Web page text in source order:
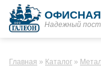
Надежный
Главная Каталог